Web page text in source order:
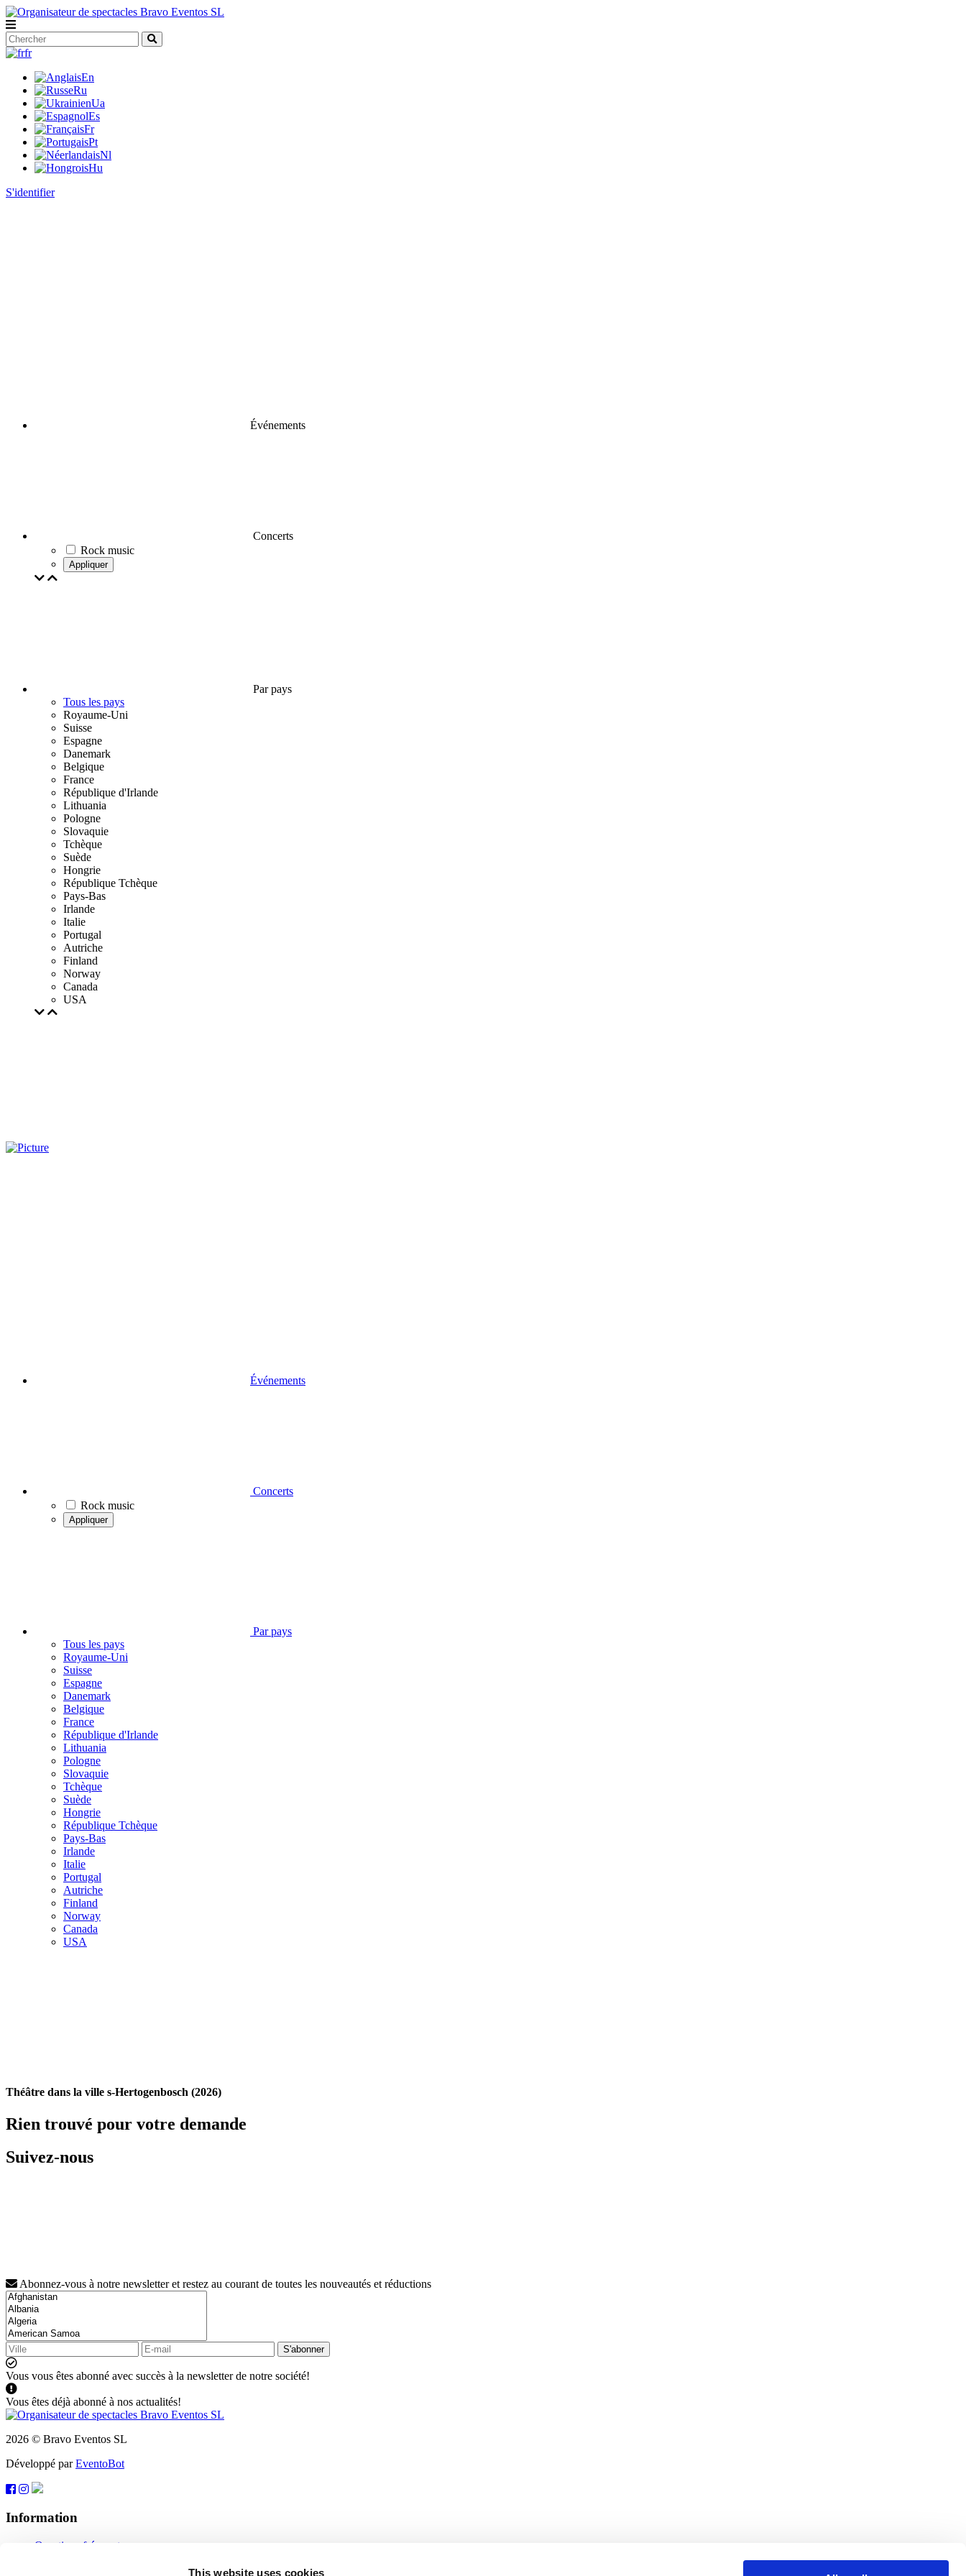
This website uses cookies
fr
En
Ru
Ua
Es
Fr
Pt
Nl
Hu
S'identifier
Événements
Concerts
Rock music
Appliquer
Par pays
Tous les pays
Royaume-Uni
Suisse
Espagne
Danemark
Belgique
France
République d'Irlande
Lithuania
Pologne
Slovaquie
Tchèque
Suède
Hongrie
République Tchèque
Pays-Bas
Irlande
Italie
Portugal
Autriche
Finland
Norway
Canada
USA
Événements
Concerts
Rock music
Appliquer
Par pays
Tous les pays
Royaume-Uni
Suisse
Espagne
Danemark
Belgique
France
République d'Irlande
Lithuania
Pologne
Slovaquie
Tchèque
Suède
Hongrie
République Tchèque
Pays-Bas
Irlande
Italie
Portugal
Autriche
Finland
Norway
Canada
USA
Théâtre dans la ville s-Hertogenbosch (2026)
Rien trouvé pour votre demande
Suivez-nous
Abonnez-vous à notre newsletter et restez au courant de toutes les nouveautés et réductions
S'abonner
Vous vous êtes abonné avec succès à la newsletter de notre société!
Vous êtes déjà abonné à nos actualités!
2026 © Bravo Eventos SL
Développé parEventoBot
Information
Questions fréquentes